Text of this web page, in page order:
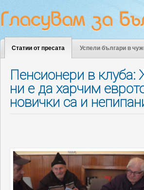
Статии от пресата Успели българи в
Пенсионери в клуба:
ни е да харчим
новички са и